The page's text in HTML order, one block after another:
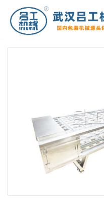
您的位置：首页>产品中心